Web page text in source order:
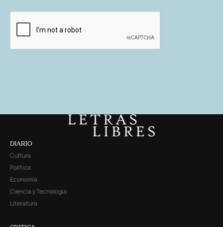
DIARIO
Cultura
Política
Economía
Ciencia y Tecnología
Literatura